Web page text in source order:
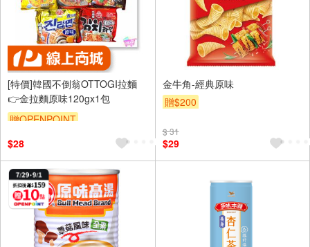
[特價]韓國不倒翁OTTOGI拉麵
👉金拉麵原味120gx1包
贈OPENPOINT
$28
金牛角-經典原味
贈$200
$ 31
$29